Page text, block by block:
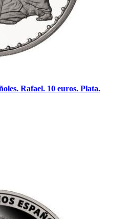
Rafael. 10 euros. Plata.